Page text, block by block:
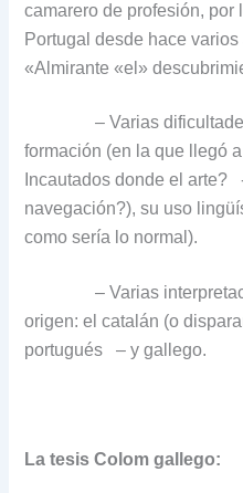
camarero de profesión, por
Portugal desde hace
«Almirante «el»
– Varias
formación (en la que llegó
Incautados donde el arte?
navegación?), su uso
como sería lo normal).
– Varias
origen: el catalán (o
portugués
– y gallego.
La tesis Colom gallego: